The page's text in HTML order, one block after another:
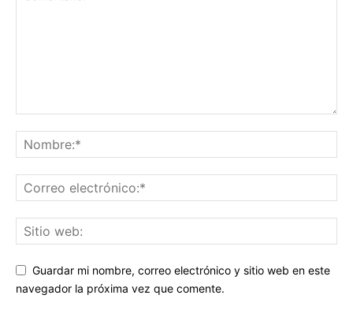
Guardar mi nombre, correo electrónico y sitio web en este
navegador la próxima vez que comente.